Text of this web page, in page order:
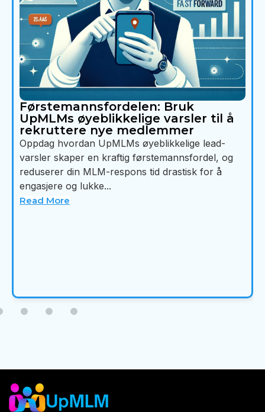
Førstemannsfordelen: Bruk
UpMLMs øyeblikkelige varsler til å
rekruttere nye medlemmer
Oppdag hvordan UpMLMs øyeblikkelige lead-
varsler skaper en kraftig førstemannsfordel, og
reduserer din MLM-respons tid drastisk for å
engasjere og lukke...
Read More